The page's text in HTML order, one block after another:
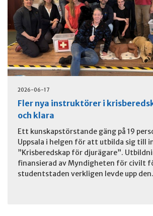
2026-06-17
Fler nya instruktörer i
och klara
Ett kunskapstörstande gäng på 19
Uppsala i helgen för att utbilda sig till
”Krisberedskap för djurägare”.
finansierad av Myndigheten för civilt
studentstaden verkligen levde upp